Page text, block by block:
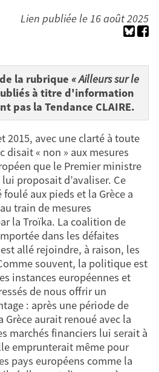
Lien publiée le 16 août 2025
la rubrique « Ailleurs sur le
à titre d'information
pas la Tendance CLAIRE.
2015, avec une clarté à toute
disait « non » aux mesures
que le Premier ministre
proposait d’avaliser. Ce
aux pieds et la Grèce a
train de mesures
la Troïka. La coalition de
dans les défaites
allé rejoindre, à raison, les
souvent, la politique est
instances européennes et
de nous offrir un
: après une période de
Grèce aurait renoué avec la
marchés financiers lui serait à
emprunterait même pour
pays européens comme la